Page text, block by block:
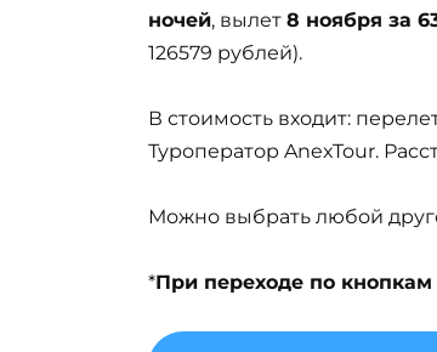
ночей, вылет 8 ноября за
126579 рублей).
В стоимость входит:
Туроператор AnexTour.
Можно выбрать любой
*При переходе по кнопкам